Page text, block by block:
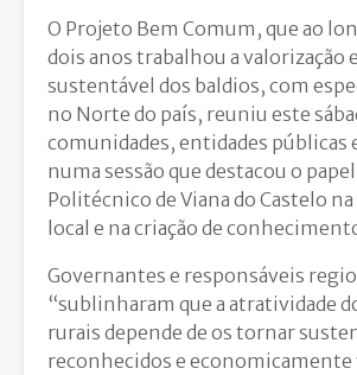
O Projeto Bem Comum, que ao
dois anos trabalhou a valorização
sustentável dos baldios, com
no Norte do país, reuniu este
comunidades, entidades públicas
numa sessão que destacou o
Politécnico de Viana do Castelo
local e na criação de
Governantes e responsáveis
“sublinharam que a atratividade
rurais depende de os tornar
reconhecidos e economicamente